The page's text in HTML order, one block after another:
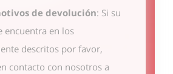
de devolución: Si su
encuentra en los
descritos por favor,
contacto con nosotros a